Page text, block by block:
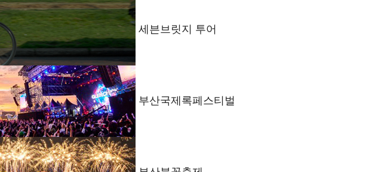
세븐브릿지 투어
부산국제록페스티벌